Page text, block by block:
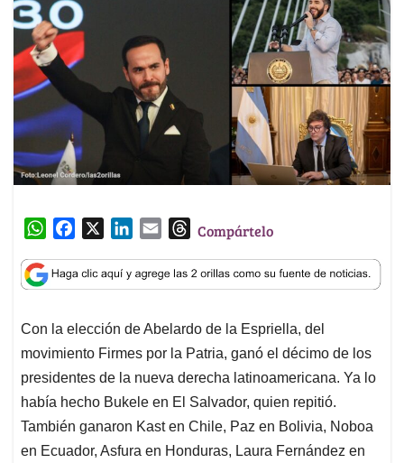
W
a
t
A
p
p
c
e
o
o
k
n
k
d
I
n
a
i
T
r
e
d
s
Compártelo
Con la elección de Abelardo de la Espriella, del
movimiento Firmes por la Patria, ganó el décimo de los
presidentes de la nueva derecha latinoamericana. Ya lo
había hecho Bukele en El Salvador, quien repitió.
También ganaron Kast en Chile, Paz en Bolivia, Noboa
en Ecuador, Asfura en Honduras, Laura Fernández en